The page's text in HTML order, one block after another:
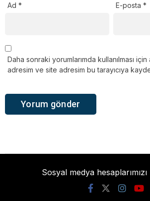
Ad * E-posta*
Daha sonraki yorumlarımda kullanılması
adresim ve site adresim bu tarayıcıya
Sosyal medya